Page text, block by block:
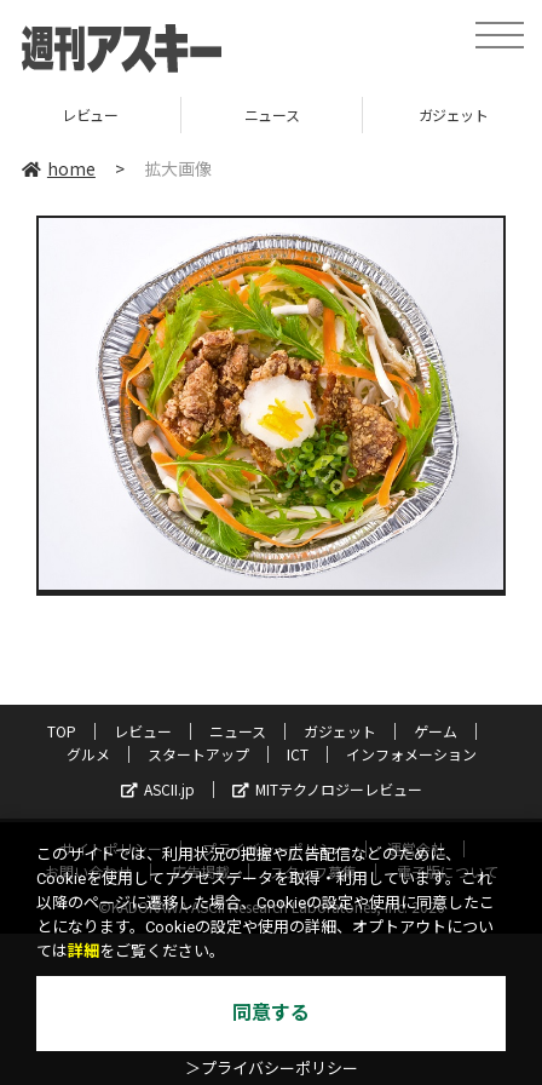
toggle
レビュー ニュース ガジェット
home > 拡大画像
TOP レビュー ニュース ガジェット
ゲーム
グルメ
スタートアップ ICT
インフォメーション
ASCII.jp
MITテクノロジーレビュー
サイトポリシー プライバシーポリシー
運営会社
お問い合わせ
広告掲載 スタッフ募集
電子版について
©KADOKAWA ASCII Research Laboratories, Inc. 2026
このサイトでは、利用状況の把握や広告配信などのために、
Cookieを使用してアクセスデータを取得・利用しています。これ
以降のページに遷移した場合、Cookieの設定や使用に同意したこ
とになります。Cookieの設定や使用の詳細、オプトアウトについ
ては詳細 をご覧ください。
同意する
＞プライバシーポリシー